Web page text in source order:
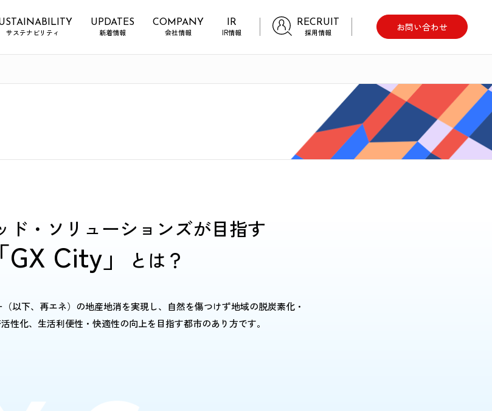
サステナビリティ
UPDATES
新着情報
COMPANY
会社情報
IR
IR情報
RECRUIT
採用情報
お問い合わせ
ド・ソリューションズが目指す
「GX City」 とは？
以下、再エネ）の地産地消を実現し、自然を傷つけず地域の脱炭素化・
性化、生活利便性・快適性の向上を目指す都市のあり方です。